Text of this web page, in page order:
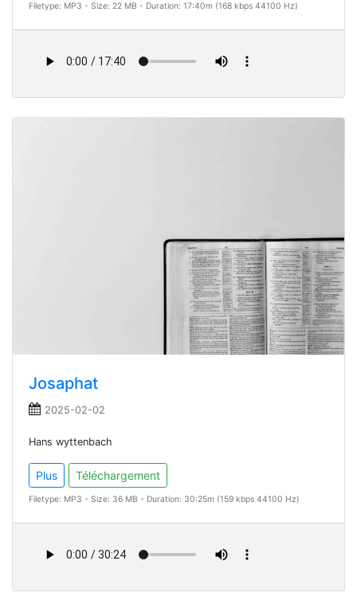
Filetype: MP3 - Size: 22 MB - Duration: 17:40m (168 kbps 44100 Hz)
Josaphat
2025-02-02
Hans wyttenbach
Plus Téléchargement
Filetype: MP3 - Size: 36 MB - Duration: 30:25m (159 kbps 44100 Hz)